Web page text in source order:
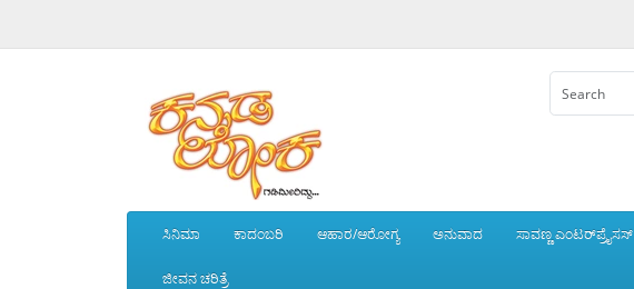
ಸಿನಿಮಾ ಕಾದಂಬರಿ ಆಹಾರ/ಆರೋಗ್ಯ ಅನುವಾದ ಸಾವಣ್ಣ ಎಂಟರ್‌ಪ್ರೈಸಸ್
ಜೀವನ ಚರಿತ್ರೆ